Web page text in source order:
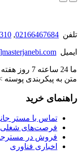
تلفن 02166467684
,
ایمیل
ما 24
متن به پیکربندی
راهنمای خرید
تماس با مستر
فرصت‌های شغلی
فروش در
اخباری فناوری